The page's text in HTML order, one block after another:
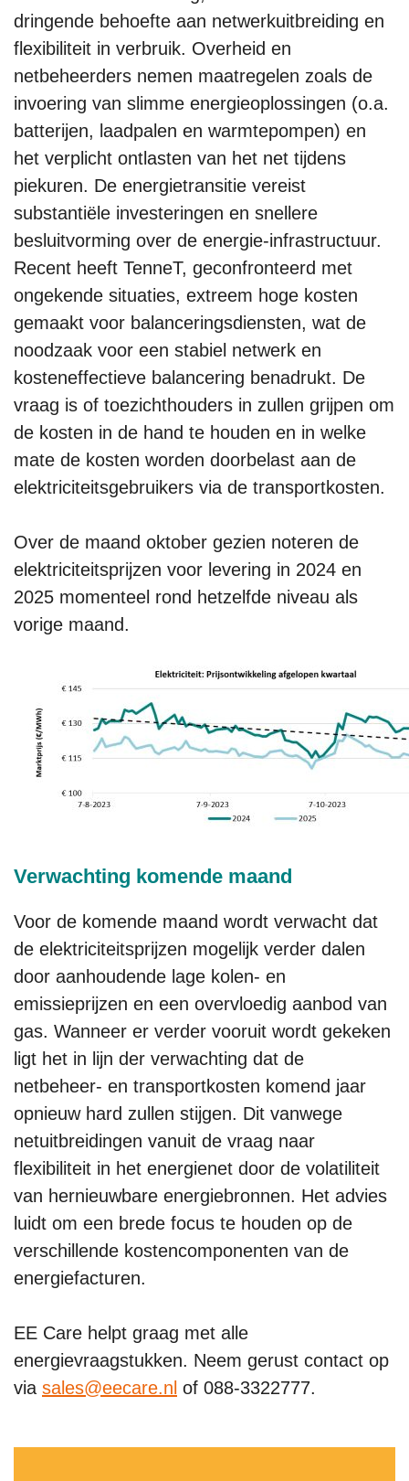
dringende behoefte aan netwerkuitbreiding en
flexibiliteit in verbruik. Overheid en
netbeheerders nemen maatregelen zoals de
invoering van slimme energieoplossingen (o.a.
batterijen, laadpalen en warmtepompen) en
het verplicht ontlasten van het net tijdens
piekuren. De energietransitie vereist
substantiële investeringen en snellere
besluitvorming over de energie-infrastructuur.
Recent heeft TenneT, geconfronteerd met
ongekende situaties, extreem hoge kosten
gemaakt voor balanceringsdiensten, wat de
noodzaak voor een stabiel netwerk en
kosteneffectieve balancering benadrukt. De
vraag is of toezichthouders in zullen grijpen om
de kosten in de hand te houden en in welke
mate de kosten worden doorbelast aan de
elektriciteitsgebruikers via de transportkosten.
Over de maand oktober gezien noteren de
elektriciteitsprijzen voor levering in 2024 en
2025 momenteel rond hetzelfde niveau als
vorige maand.
Verwachting komende maand
Voor de komende maand wordt verwacht dat
de elektriciteitsprijzen mogelijk verder dalen
door aanhoudende lage kolen- en
emissieprijzen en een overvloedig aanbod van
gas. Wanneer er verder vooruit wordt gekeken
ligt het in lijn der verwachting dat de
netbeheer- en transportkosten komend jaar
opnieuw hard zullen stijgen. Dit vanwege
netuitbreidingen vanuit de vraag naar
flexibiliteit in het energienet door de volatiliteit
van hernieuwbare energiebronnen. Het advies
luidt om een brede focus te houden op de
verschillende kostencomponenten van de
energiefacturen.
EE Care helpt graag met alle
energievraagstukken. Neem gerust contact op
via sales@eecare.nl of 088-3322777.